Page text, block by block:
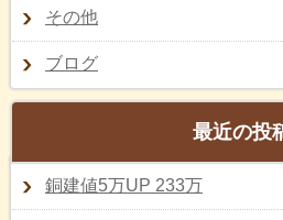
その他
ブログ
最近の投
銅建値5万UP 233万